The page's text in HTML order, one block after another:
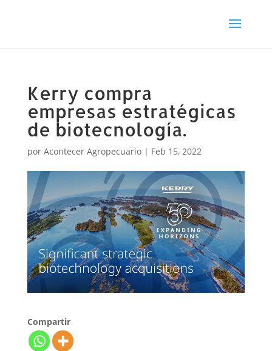
Kerry compra
empresas estratégicas
de biotecnología.
por Acontecer Agropecuario| Feb 15, 2022
Compartir